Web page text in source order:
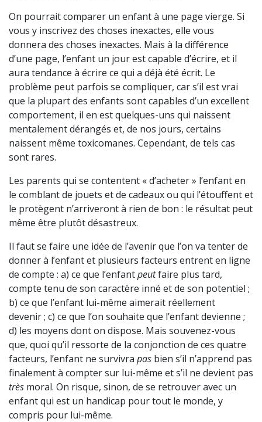
On pourrait comparer un enfant à une page vierge. Si
vous y inscrivez des choses inexactes, elle vous
donnera des choses inexactes. Mais à la différence
d’une page, l’enfant un jour est capable d’écrire, et il
aura tendance à écrire ce qui a déjà été écrit. Le
problème peut parfois se compliquer, car s’il est vrai
que la plupart des enfants sont capables d’un excellent
comportement, il en est quelques-uns qui naissent
mentalement dérangés et, de nos jours, certains
naissent même toxicomanes. Cependant, de tels cas
sont rares.
Les parents qui se contentent « d’acheter » l’enfant en
le comblant de jouets et de cadeaux ou qui l’étouffent et
le protègent n’arriveront à rien de bon : le résultat peut
même être plutôt désastreux.
Il faut se faire une idée de l’avenir que l’on va tenter de
donner à l’enfant et plusieurs facteurs entrent en ligne
de compte : a) ce que l’enfantpeutfaire plus tard,
compte tenu de son caractère inné et de son potentiel ;
b) ce que l’enfant lui-même aimerait réellement
devenir ; c) ce que l’on souhaite que l’enfant devienne ;
d) les moyens dont on dispose. Mais souvenez-vous
que, quoi qu’il ressorte de la conjonction de ces quatre
facteurs, l’enfant ne survivra pas bien s’il n’apprend pas
finalement à compter sur lui-même et s’il ne devient pas
très moral. On risque, sinon, de se retrouver avec un
enfant qui est un handicap pour tout le monde, y
compris pour lui-même.